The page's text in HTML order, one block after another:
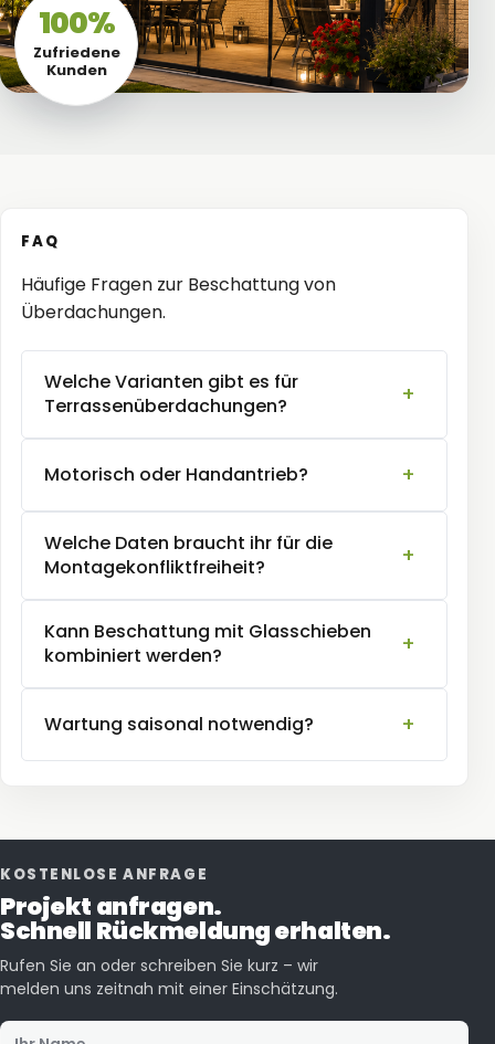
100%
Zufriedene
Kunden
FAQ
Häufige Fragen zur Beschattung von
Überdachungen.
Welche Varianten gibt es für
Terrassenüberdachungen?
Motorisch oder Handantrieb?
Welche Daten braucht ihr für die
Montagekonfliktfreiheit?
Kann Beschattung mit Glasschieben
kombiniert werden?
Wartung saisonal notwendig?
KOSTENLOSE ANFRAGE
Projekt anfragen.
Schnell Rückmeldung erhalten.
Rufen Sie an oder schreiben Sie kurz – wir
melden uns zeitnah mit einer Einschätzung.
Ihr Name